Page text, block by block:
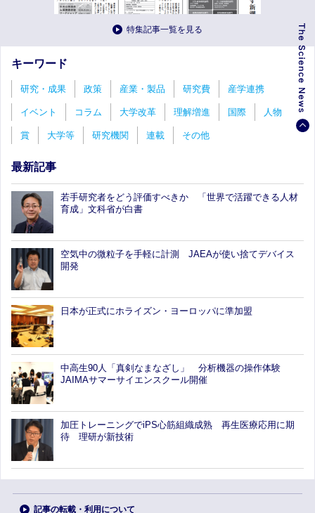
特集記事一覧を見る
キーワード
研究・成果 政策 産業・製品 研究費 産学連携
イベント コラム 大学改革 理解増進 国際 人物
賞 大学等 研究機関 連載 その他
最新記事
若手研究者をどう評価すべきか 「世界で活躍できる人材
育成」文科省が白書
空気中の微粒子を手軽に計測 JAEAが使い捨てデバイス
開発
日本が正式にホライズン・ヨーロッパに準加盟
中高生90人「真剣なまなざし」 分析機器の操作体験
JAIMAサマーサイエンスクール開催
加圧トレーニングでiPS心筋組織成熟 再生医療応用に期
待 理研が新技術
記事の転載・利用について